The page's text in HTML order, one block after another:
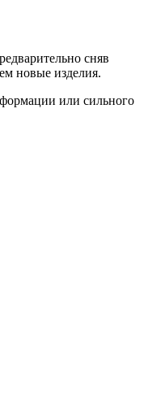
сняв
новые изделия.
или сильного